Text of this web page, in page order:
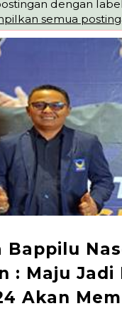
dengan label
semua
Bappilu
: Maju Jadi
Akan